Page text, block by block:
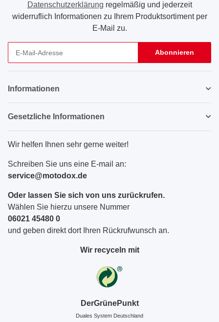
Datenschutzerklärung regelmäßig und jederzeit
widerruflich Informationen zu Ihrem Produktsortiment per
E-Mail zu.
Abonnieren
Informationen
Gesetzliche Informationen
Wir helfen Ihnen sehr gerne weiter!
Schreiben Sie uns eine E-mail an:
service@motodox.de
Oder lassen Sie sich von uns zurückrufen.
Wählen Sie hierzu unsere Nummer
06021 45480 0
und geben direkt dort Ihren Rückrufwunsch an.
Wir recyceln mit
DerGrünePunkt
Duales System Deutschland